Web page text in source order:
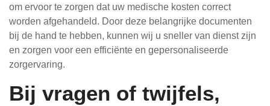
om ervoor te zorgen dat uw medische kosten correct
worden afgehandeld. Door deze belangrijke documenten
bij de hand te hebben, kunnen wij u sneller van dienst zijn
en zorgen voor een efficiënte en gepersonaliseerde
zorgervaring.
Bij vragen of twijfels,